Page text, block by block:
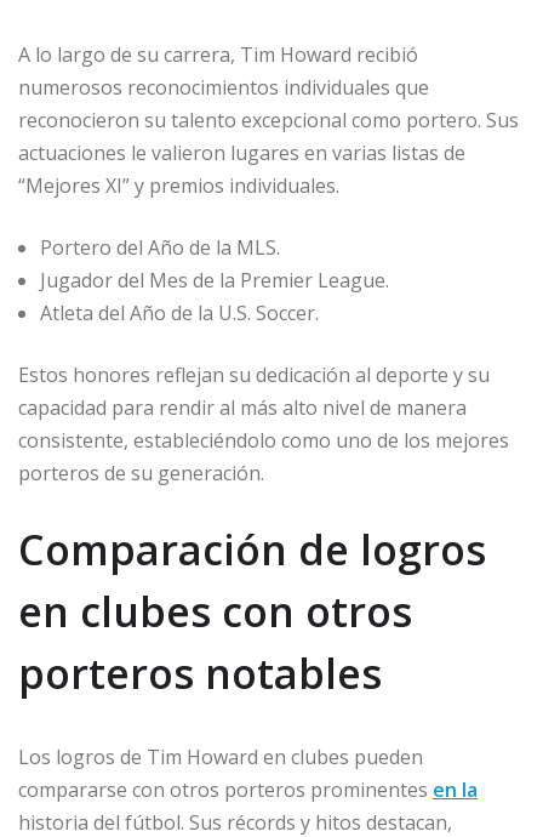
A lo largo de su carrera, Tim Howard recibió
numerosos reconocimientos individuales que
reconocieron su talento excepcional como portero. Sus
actuaciones le valieron lugares en varias listas de
“Mejores XI” y premios individuales.
Portero del Año de la MLS.
Jugador del Mes de la Premier League.
Atleta del Año de la U.S. Soccer.
Estos honores reflejan su dedicación al deporte y su
capacidad para rendir al más alto nivel de manera
consistente, estableciéndolo como uno de los mejores
porteros de su generación.
Comparación de logros
en clubes con otros
porteros notables
Los logros de Tim Howard en clubes pueden
compararse con otros porteros prominentes en la
historia del fútbol. Sus récords y hitos destacan,